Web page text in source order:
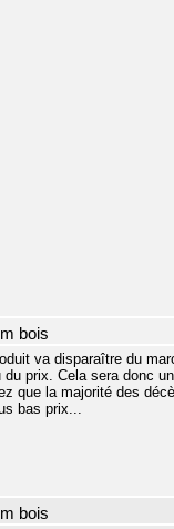
bois
va disparaître du
prix. Cela sera donc
que la majorité des
bas prix...
bois